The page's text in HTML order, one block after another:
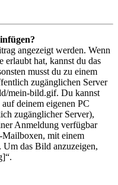
angezeigt werden. Wenn
erlaubt hat, kannst du das
musst du zu einem
zugänglichen Server
mein-bild.gif. Du kannst
deinem eigenen PC
zugänglicher Server),
Anmeldung verfügbar
mit einem
Um das Bild anzuzeigen,